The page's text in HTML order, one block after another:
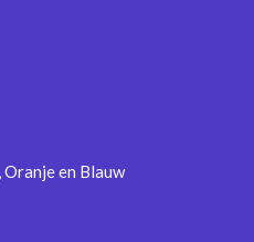
en Blauw